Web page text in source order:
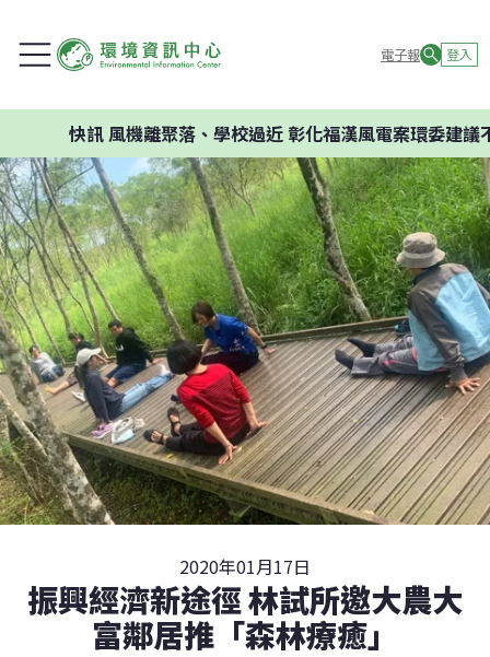
電子報 登入
風機離聚落、學校過近 彰化福漢風電案環委建議不應開發
2020年01月17日
振興經濟新途徑 林試所邀大農大
富鄰居推「森林療癒」